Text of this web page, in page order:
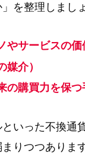
を整理しまし
やサービスの価
媒介）
の購買力を保つ
いった不換通
りつつあります